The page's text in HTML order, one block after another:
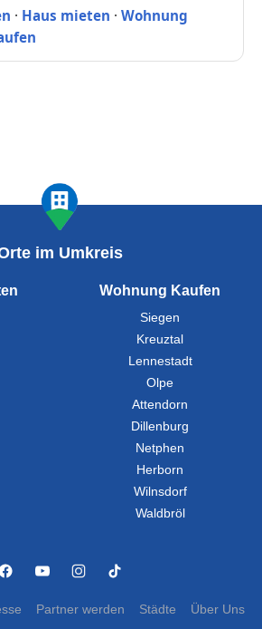
· Haus mieten · Wohnung
im Umkreis
Wohnung Kaufen
Siegen
Kreuztal
Lennestadt
Olpe
Attendorn
Dillenburg
Netphen
Herborn
Wilnsdorf
Waldbröl
Partner werden Städte Über Uns